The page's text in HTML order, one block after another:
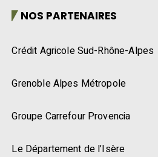
NOS PARTENAIRES
Crédit Agricole Sud-Rhône-Alpes
Grenoble Alpes Métropole
Groupe Carrefour Provencia
Le Département de l’Isère